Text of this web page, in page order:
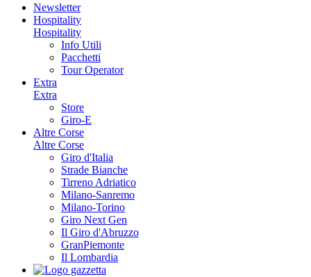
Newsletter
Hospitality
Hospitality
Info Utili
Pacchetti
Tour Operator
Extra
Extra
Store
Giro-E
Altre Corse
Altre Corse
Giro d'Italia
Strade Bianche
Tirreno Adriatico
Milano-Sanremo
Milano-Torino
Giro Next Gen
Il Giro d'Abruzzo
GranPiemonte
Il Lombardia